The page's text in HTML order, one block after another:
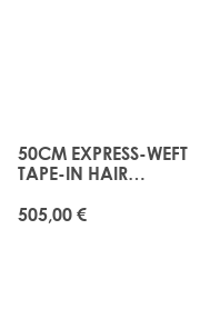
50CM EXPRESS-WEFT
TAPE-IN HAIR
MELROSE
505,00 €